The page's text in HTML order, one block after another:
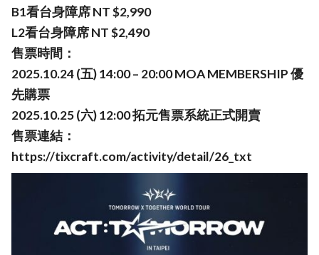
B1看台身障席 NT $2,990
L2看台身障席 NT $2,490
售票時間：
2025.10.24 (五) 14:00 – 20:00 MOA MEMBERSHIP 優
先購票
2025.10.25 (六) 12:00 拓元售票系統正式開賣
售票連結：
https://tixcraft.com/activity/detail/26_txt